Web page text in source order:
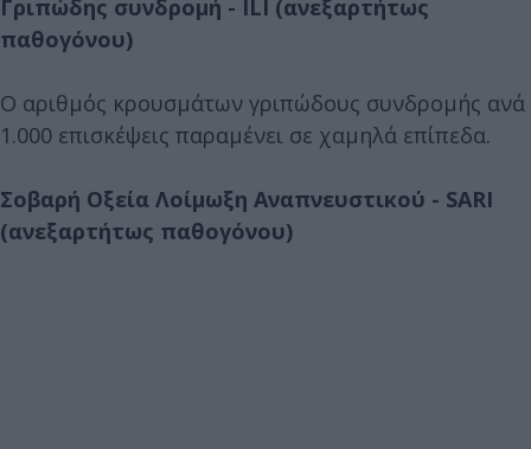
Γριπώδης συνδρομή - ILI (ανεξαρτήτως
παθογόνου)
Ο αριθμός κρουσμάτων γριπώδους συνδρομής ανά
1.000 επισκέψεις παραμένει σε χαμηλά επίπεδα.
Σοβαρή Οξεία Λοίμωξη Αναπνευστικού - SARI
(ανεξαρτήτως παθογόνου)